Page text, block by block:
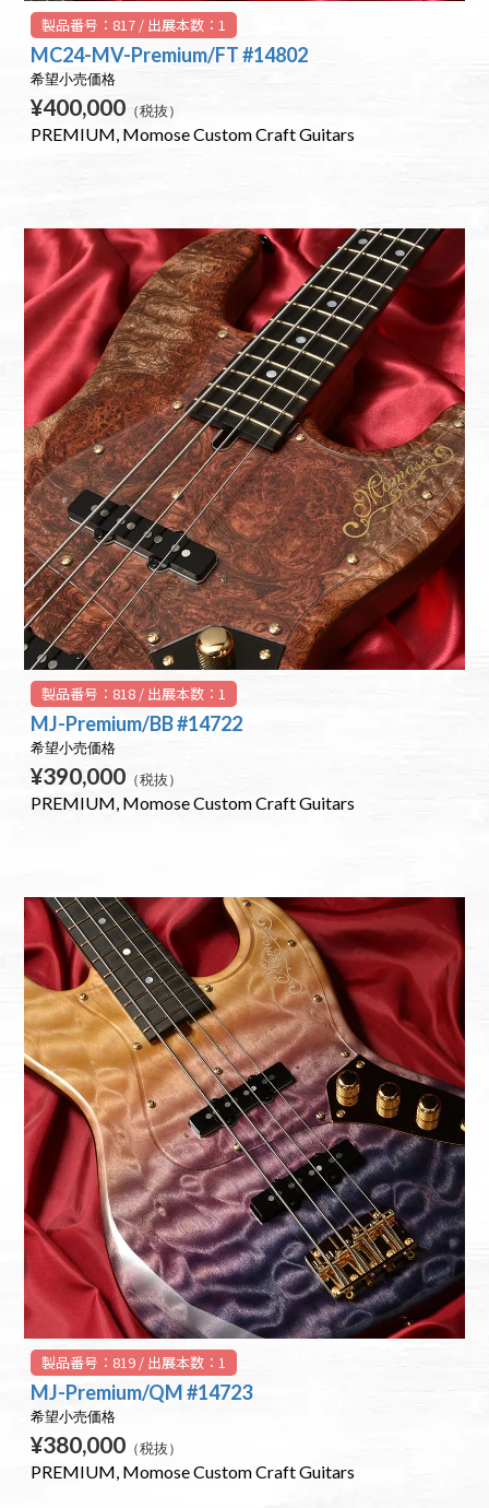
製品番号：817 / 出展本数：1
MC24-MV-Premium/FT #14802
希望小売価格
¥400,000 （税抜）
PREMIUM Momose Custom Craft Guitars
製品番号：818 / 出展本数：1
MJ-Premium/BB #14722
希望小売価格
¥390,000 （税抜）
PREMIUM Momose Custom Craft Guitars
製品番号：819 / 出展本数：1
MJ-Premium/QM #14723
希望小売価格
¥380,000 （税抜）
PREMIUM Momose Custom Craft Guitars